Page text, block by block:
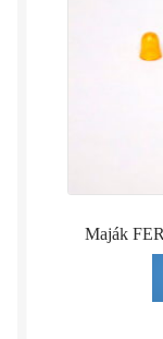
Maják